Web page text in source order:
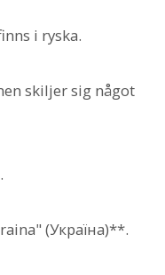
i ryska.
skiljer sig något
(Україна)**.